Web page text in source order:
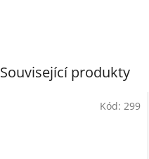
Související produkty
Kód: 299